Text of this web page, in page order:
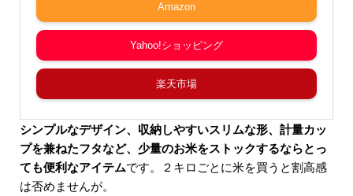
Amazon
Yahoo!ショッピング
楽天市場
シンプルなデザイン、収納しやすいスリムな形、計量カッ
プを兼ねたフタなど、少量のお米をストックするならとっ
ても便利なアイテムです。２キロごとに米を買うと割高感
は否めませんが。